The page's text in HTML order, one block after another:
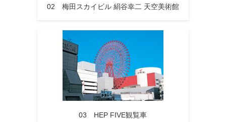
02 梅田スカイビル 絹谷幸二 天空美術館
03 HEP FIVE観覧車